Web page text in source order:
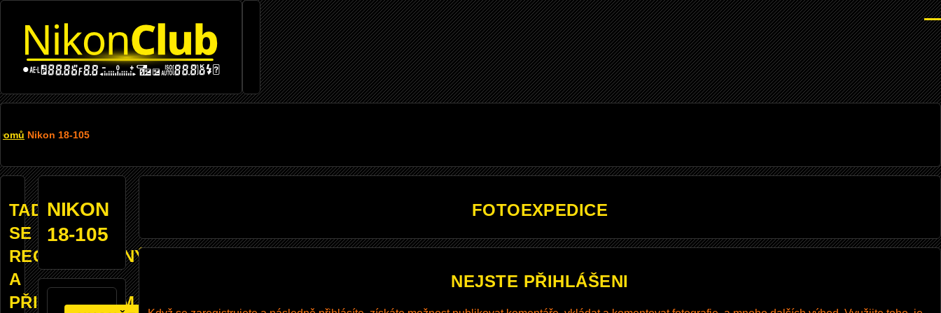
DROBEČKOVÁ
Nikon 18-105
TADY
SE
REGISTROVANÝM
A
PŘIHLÁŠENÝM
NIKON
18-105
FOTOEXPEDICE
NEJSTE PŘIHLÁŠENI